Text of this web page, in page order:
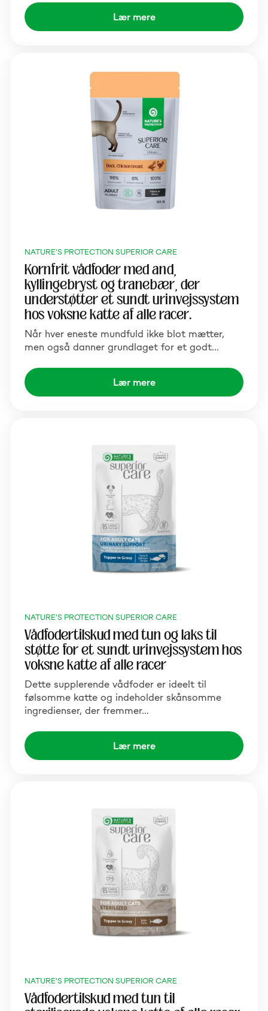
Lær mere
NATURE'S PROTECTION SUPERIOR CARE
Kornfrit vådfoder med and,
kyllingebryst og tranebær, der
understøtter et sundt urinvejssystem
hos voksne katte af alle racer.
Når hver eneste mundfuld ikke blot mætter,
men også danner grundlaget for et godt…
Lær mere
NATURE'S PROTECTION SUPERIOR CARE
Vådfodertilskud med tun og laks til
støtte for et sundt urinvejssystem hos
voksne katte af alle racer
Dette supplerende vådfoder er ideelt til
følsomme katte og indeholder skånsomme
ingredienser, der fremmer…
Lær mere
NATURE'S PROTECTION SUPERIOR CARE
Vådfodertilskud med tun til